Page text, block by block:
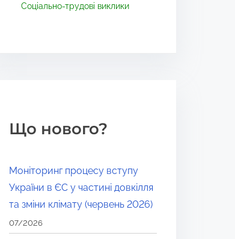
Соціально-трудові виклики
Що нового?
Моніторинг процесу вступу
України в ЄС у частині довкілля
та зміни клімату (червень 2026)
07/2026